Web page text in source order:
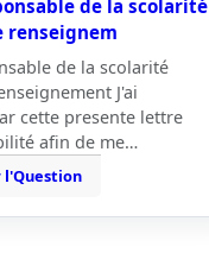
de la scolarité
renseignem
de la scolarité
J'ai
cette presente lettre
afin de me…
l'Question